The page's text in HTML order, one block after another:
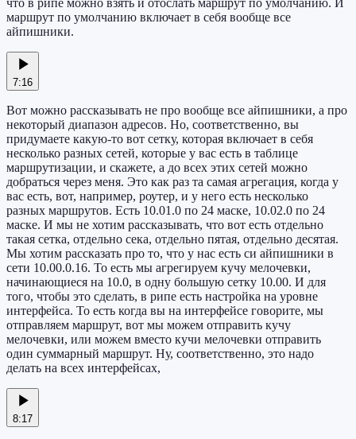
что в рипе можно взять и отослать маршрут по умолчанию. И
маршрут по умолчанию включает в себя вообще все
айпишники.
7:16
Вот можно рассказывать не про вообще все айпишники, а про
некоторый диапазон адресов. Но, соответственно, вы
придумаете какую-то вот сетку, которая включает в себя
несколько разных сетей, которые у вас есть в таблице
маршрутизации, и скажете, а до всех этих сетей можно
добраться через меня. Это как раз та самая агрегация, когда у
вас есть, вот, например, роутер, и у него есть несколько
разных маршрутов. Есть 10.01.0 по 24 маске, 10.02.0 по 24
маске. И мы не хотим рассказывать, что вот есть отдельно
такая сетка, отдельно сека, отдельно пятая, отдельно десятая.
Мы хотим рассказать про то, что у нас есть си айпишники в
сети 10.00.0.16. То есть мы агрегируем кучу мелочевки,
начинающиеся на 10.0, в одну большую сетку 10.00. И для
того, чтобы это сделать, в рипе есть настройка на уровне
интерфейса. То есть когда вы на интерфейсе говорите, мы
отправляем маршрут, вот мы можем отправить кучу
мелочевки, или можем вместо кучи мелочевки отправить
один суммарный маршрут. Ну, соответственно, это надо
делать на всех интерфейсах,
8:17